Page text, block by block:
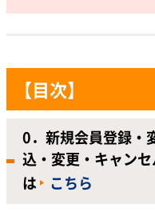
【目次】
0．新規会員登録・
込・変更・キャン
は
こちら